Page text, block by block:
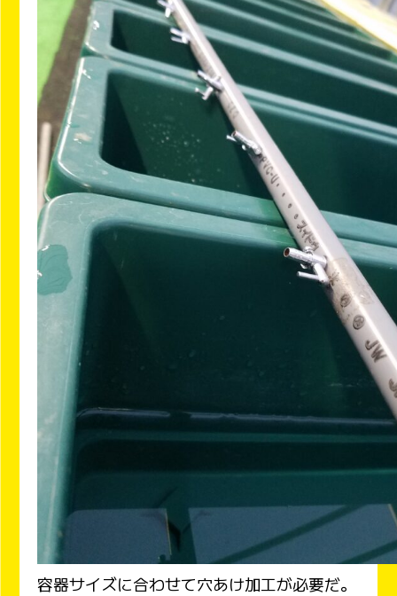
容器サイズに合わせて穴あけ加工が必要だ。